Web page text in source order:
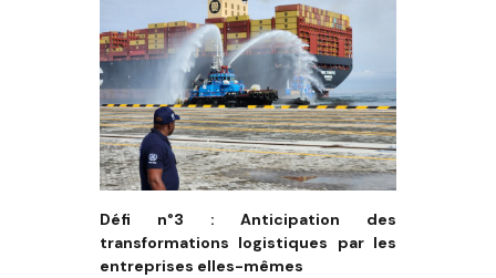
Défi n°3 : Anticipation des
transformations logistiques par les
entreprises elles-mêmes